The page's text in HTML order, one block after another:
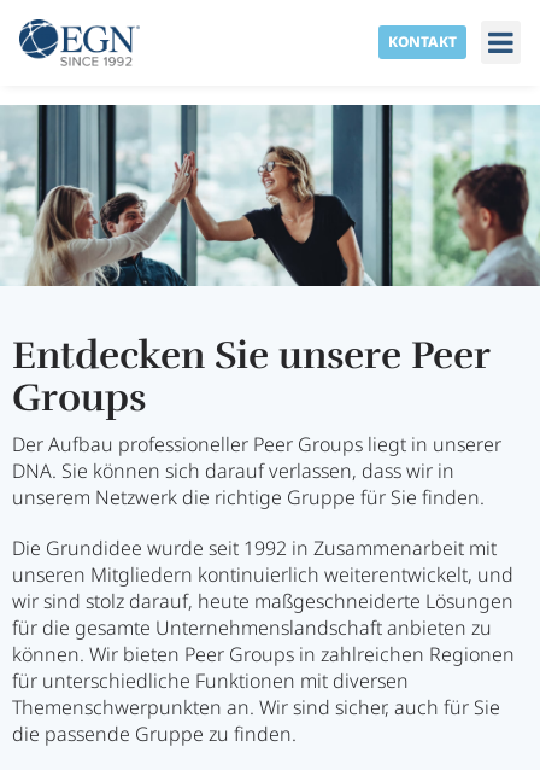
KONTAKT
Entdecken Sie unsere Peer
Groups
Der Aufbau professioneller Peer Groups liegt in unserer
DNA. Sie können sich darauf verlassen, dass wir in
unserem Netzwerk die richtige Gruppe für Sie finden.
Die Grundidee wurde seit 1992 in Zusammenarbeit mit
unseren Mitgliedern kontinuierlich weiterentwickelt, und
wir sind stolz darauf, heute maßgeschneiderte Lösungen
für die gesamte Unternehmenslandschaft anbieten zu
können. Wir bieten Peer Groups in zahlreichen Regionen
für unterschiedliche Funktionen mit diversen
Themenschwerpunkten an. Wir sind sicher, auch für Sie
die passende Gruppe zu finden.